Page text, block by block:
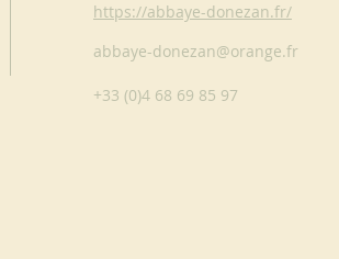
https://abbaye-donezan.fr/
abbaye-donezan@orange.fr
+33 (0)4 68 69 85 97